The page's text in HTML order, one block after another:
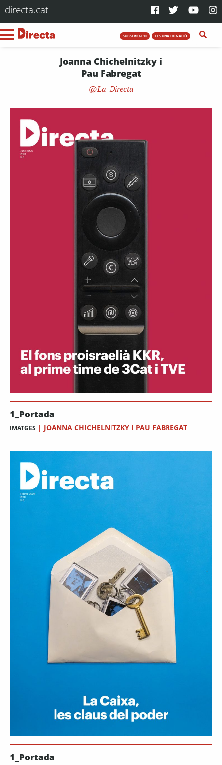
directa.cat
SUBSCRIU-T'HI FES UNA DONACIÓ
Joanna Chichelnitzky i
Pau Fabregat
La_Directa
1_Portada
IMATGES | JOANNA CHICHELNITZKY I PAU FABREGAT
1_Portada